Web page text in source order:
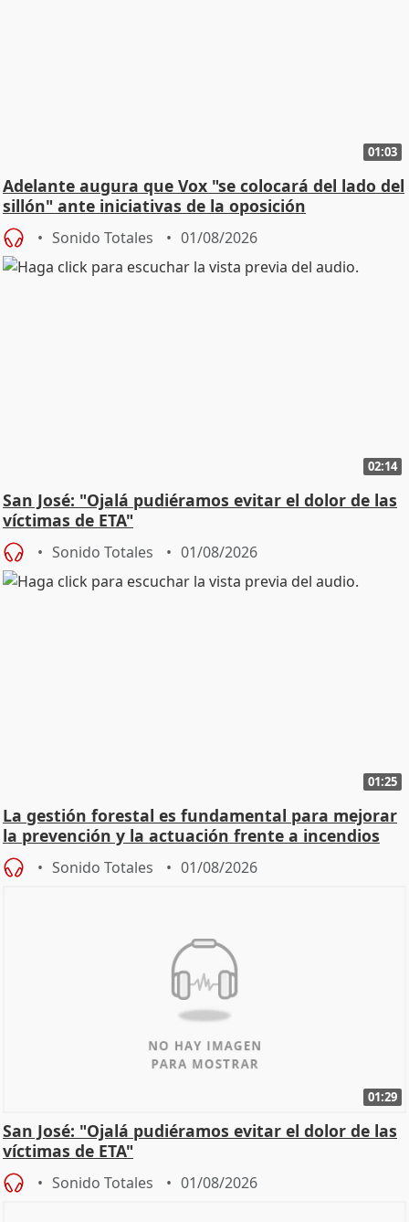
01:03
Adelante augura que Vox "se colocará del lado del
sillón" ante iniciativas de la oposición
Sonido Totales 01/08/2026
02:14
San José: "Ojalá pudiéramos evitar el dolor de las
víctimas de ETA"
Sonido Totales 01/08/2026
01:25
La gestión forestal es fundamental para mejorar
la prevención y la actuación frente a incendios
Sonido Totales 01/08/2026
01:29
San José: "Ojalá pudiéramos evitar el dolor de las
víctimas de ETA"
Sonido Totales 01/08/2026